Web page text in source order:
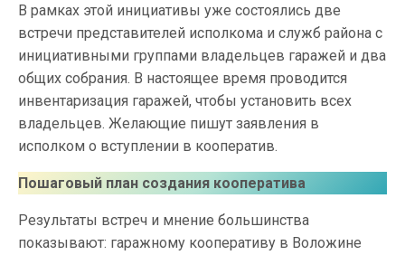
В рамках этой инициативы уже состоялись две
встречи представителей исполкома и служб района с
инициативными группами владельцев гаражей и два
общих собрания. В настоящее время проводится
инвентаризация гаражей, чтобы установить всех
владельцев. Желающие пишут заявления в
исполком о вступлении в кооператив.
Пошаговый план создания кооператива
Результаты встреч и мнение большинства
показывают: гаражному кооперативу в Воложине